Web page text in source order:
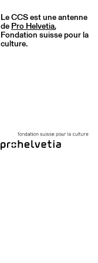
Le CCS est une antenne
de Pro Helvetia,
Fondation suisse pour la
culture.